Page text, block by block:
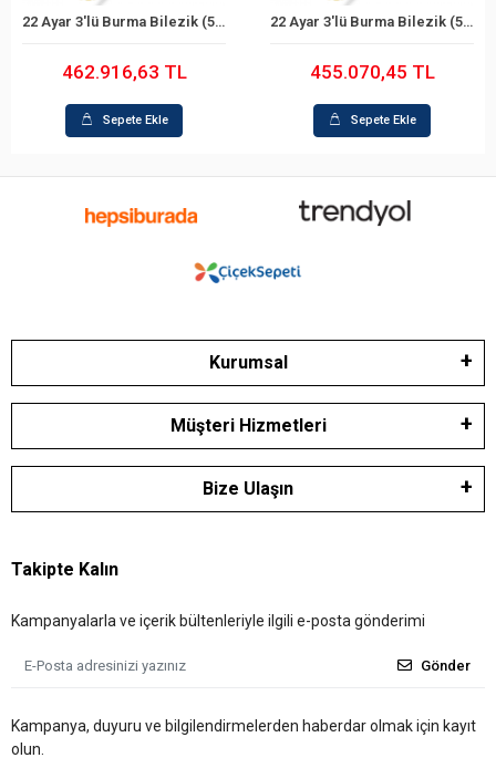
Sepete Ekle
22 Ayar 3'lü Burma Bilezik (59 Gram)
462.916,63 TL
Sepete Ekle
Sepete Ekle
22 Ayar 3'lü Burma Bilezik (58 Gram)
455.070,45 TL
Sepete Ekle
Kurumsal
Müşteri Hizmetleri
Bize Ulaşın
Takipte Kalın
Kampanyalarla ve içerik bültenleriyle ilgili e-posta gönderimi
Gönder
Kampanya, duyuru ve bilgilendirmelerden haberdar olmak için kayıt
olun.